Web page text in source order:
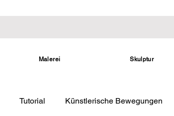
Malerei Skulptur
Tutorial Künstlerische Bewegungen